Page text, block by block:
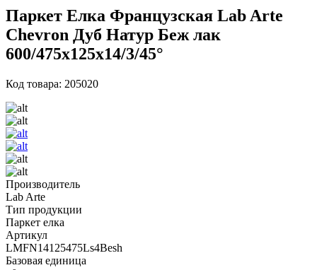
Паркет Елка Французская Lab Arte
Chevron Дуб Натур Беж лак
600/475х125х14/3/45°
Код товара: 205020
Производитель
Lab Arte
Тип продукции
Паркет елка
Артикул
LMFN14125475Ls4Besh
Базовая единица